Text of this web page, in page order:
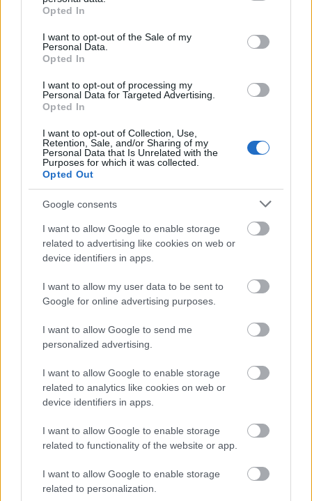
grant or deny consent to Google and its third-party tags to
use your data for below specified purposes in below Google
consent section.
Opted In
I want to opt-out of the Sale of my
Personal Data.
Opted In
I want to opt-out of processing my
Personal Data for Targeted Advertising.
Opted In
I want to opt-out of Collection, Use,
Retention, Sale, and/or Sharing of my
Personal Data that Is Unrelated with the
Purposes for which it was collected.
Opted Out
Google consents
I want to allow Google to enable storage
related to advertising like cookies on web or
device identifiers in apps.
I want to allow my user data to be sent to
Google for online advertising purposes.
I want to allow Google to send me
personalized advertising.
I want to allow Google to enable storage
related to analytics like cookies on web or
device identifiers in apps.
I want to allow Google to enable storage
related to functionality of the website or app.
I want to allow Google to enable storage
related to personalization.
τμήμα μορφής ΔΑ εμβαδού 178,99 τ.μ. το οποίο
εντοπίζεται στο δυτικό όριο της έκτασης
εφαπτόμενο στην Λεωφόρο Απόλλωνος και
εξαιρείται του Μίσθιου χώρου. Στις 04.09.2023
υποβλήθηκε από την ΕΤΑΔ Α.Ε. αίτημα προς την
Διεύθυνση Δασών Πειραιά για αναμόρφωση του
τμήμα που έχει κυρωθεί ως ΔΑ, εμβαδού 178, 99
τ.μ. της συνολικής έκτασης.
Δικαιολογητικών της Ά Φάσης ορίζεται η Δευτέρα
17 Φεβρουαρίου 2025 έως Πέμπτη 15 Μαΐου
2025. Κύριος στόχος της ΕΤΑΔ είναι η
μεγιστοποίηση του οικονομικού ανταλλάγματος
που θα καταβληθεί στην εταιρεία μέσω της
συναλλαγής. Η ΕΤΑΔ έχει ορίσει την «KPMG
ΣΥΜΒΟΥΛΟΙ ΜΟΝΟΠΡΟΣΩΠΗ Α.Ε.» ως
χρηματοοικονομικό της σύμβουλο, τη δικηγορική
νομικό της σύμβουλο και τη «HILL
INTERNATIONAL NV GREEK BRANCH» ως
Οι χρήσεις και ο τοπικός Δήμος
Προφανώς, η διαδικασία θα βρίσκεται στον